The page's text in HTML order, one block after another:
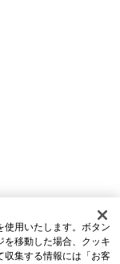
使用いたします。ボタン
を移動した場合、クッキ
収集する情報には「お客